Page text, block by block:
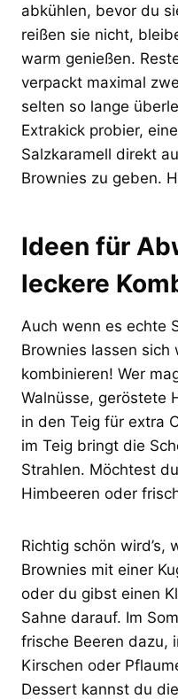
abkühlen, bevor du
reißen sie nicht,
warm genießen.
verpackt maximal
selten so lange
Extrakick probier,
Salzkaramell direkt
Brownies zu geben.
Ideen für
leckere
Auch wenn es echte
Brownies lassen
kombinieren! Wer
Walnüsse, geröstete
in den Teig für extra
im Teig bringt die
Strahlen. Möchtest
Himbeeren oder
Richtig schön wird’s,
Brownies mit einer
oder du gibst einen
Sahne darauf. Im
frische Beeren dazu,
Kirschen oder
Dessert kannst du